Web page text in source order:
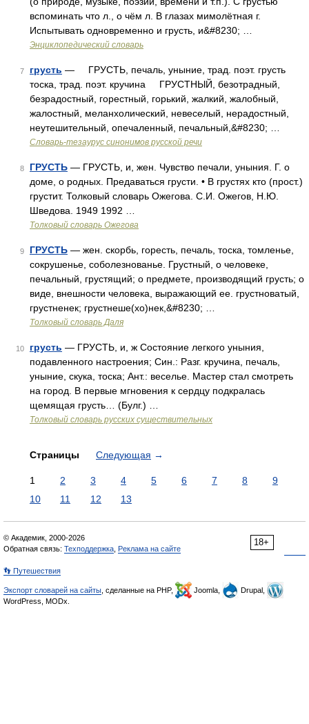
вспоминать что л., о чём л. В глазах мимолётная г.
Испытывать одновременно и грусть, и&#8230; …
Энциклопедический словарь
7 грусть — ГРУСТЬ, печаль, уныние, трад. поэт. грусть
тоска, трад. поэт. кручина ГРУСТНЫЙ, безотрадный,
безрадостный, горестный, горький, жалкий, жалобный,
жалостный, меланхолический, невеселый, нерадостный,
неутешительный, опечаленный, печальный,&#8230; …
Словарь-тезаурус синонимов русской речи
8 ГРУСТЬ — ГРУСТЬ, и, жен. Чувство печали, уныния. Г. о
доме, о родных. Предаваться грусти. • В грустях кто (прост.)
грустит. Толковый словарь Ожегова. С.И. Ожегов, Н.Ю.
Шведова. 1949 1992 …
Толковый словарь Ожегова
9 ГРУСТЬ — жен. скорбь, горесть, печаль, тоска, томленье,
сокрушенье, соболезнованье. Грустный, о человеке,
печальный, грустящий; о предмете, производящий грусть; о
виде, внешности человека, выражающий ее. грустноватый,
грустненек; грустнеше(хо)нек,&#8230; …
Толковый словарь Даля
10 грусть — ГРУСТЬ, и, ж Состояние легкого уныния,
подавленного настроения; Син.: Разг. кручина, печаль,
уныние, скука, тоска; Ант.: веселье. Мастер стал смотреть
на город. В первые мгновения к сердцу подкралась
щемящая грусть… (Булг.) …
Толковый словарь русских существительных
Страницы Следующая →
1 2 3 4 5 6 7 8
9
10
11 12 13
18+
© Академик, 2000-2026
Обратная связь: Техподдержка Реклама на сайте
👣 Путешествия
Экспорт словарей на сайты , сделанные на PHP, Joomla,
Drupal,
WordPress, MODx.